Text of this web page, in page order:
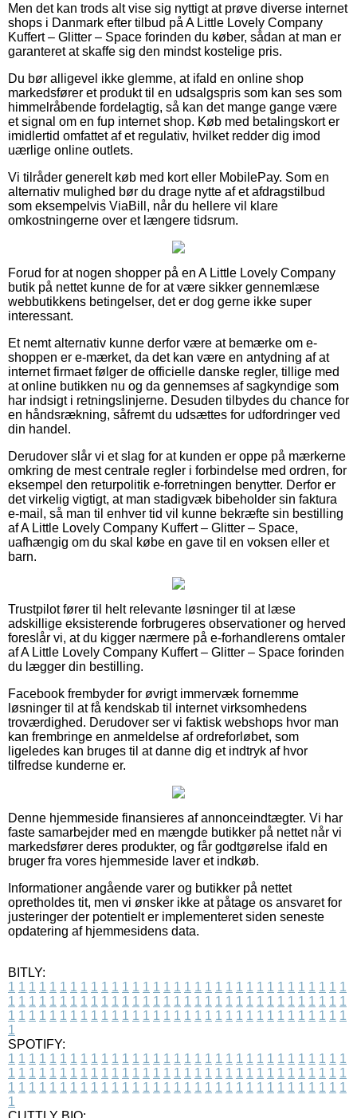
Men det kan trods alt vise sig nyttigt at prøve diverse internet
shops i Danmark efter tilbud på A Little Lovely Company
Kuffert – Glitter – Space forinden du køber, sådan at man er
garanteret at skaffe sig den mindst kostelige pris.
Du bør alligevel ikke glemme, at ifald en online shop
markedsfører et produkt til en udsalgspris som kan ses som
himmelråbende fordelagtig, så kan det mange gange være
et signal om en fup internet shop. Køb med betalingskort er
imidlertid omfattet af et regulativ, hvilket redder dig imod
uærlige online outlets.
Vi tilråder generelt køb med kort eller MobilePay. Som en
alternativ mulighed bør du drage nytte af et afdragstilbud
som eksempelvis ViaBill, når du hellere vil klare
omkostningerne over et længere tidsrum.
Forud for at nogen shopper på en A Little Lovely Company
butik på nettet kunne de for at være sikker gennemlæse
webbutikkens betingelser, det er dog gerne ikke super
interessant.
Et nemt alternativ kunne derfor være at bemærke om e-
shoppen er e-mærket, da det kan være en antydning af at
internet firmaet følger de officielle danske regler, tillige med
at online butikken nu og da gennemses af sagkyndige som
har indsigt i retningslinjerne. Desuden tilbydes du chance for
en håndsrækning, såfremt du udsættes for udfordringer ved
din handel.
Derudover slår vi et slag for at kunden er oppe på mærkerne
omkring de mest centrale regler i forbindelse med ordren, for
eksempel den returpolitik e-forretningen benytter. Derfor er
det virkelig vigtigt, at man stadigvæk bibeholder sin faktura
e-mail, så man til enhver tid vil kunne bekræfte sin bestilling
af A Little Lovely Company Kuffert – Glitter – Space,
uafhængig om du skal købe en gave til en voksen eller et
barn.
Trustpilot fører til helt relevante løsninger til at læse
adskillige eksisterende forbrugeres observationer og herved
foreslår vi, at du kigger nærmere på e-forhandlerens omtaler
af A Little Lovely Company Kuffert – Glitter – Space forinden
du lægger din bestilling.
Facebook frembyder for øvrigt immervæk fornemme
løsninger til at få kendskab til internet virksomhedens
troværdighed. Derudover ser vi faktisk webshops hvor man
kan frembringe en anmeldelse af ordreforløbet, som
ligeledes kan bruges til at danne dig et indtryk af hvor
tilfredse kunderne er.
Denne hjemmeside finansieres af annonceindtægter. Vi har
faste samarbejder med en mængde butikker på nettet når vi
markedsfører deres produkter, og får godtgørelse ifald en
bruger fra vores hjemmeside laver et indkøb.
Informationer angående varer og butikker på nettet
opretholdes tit, men vi ønsker ikke at påtage os ansvaret for
justeringer der potentielt er implementeret siden seneste
opdatering af hjemmesidens data.
BITLY:
1 1 1 1 1 1 1 1 1 1 1 1 1 1 1 1 1 1 1 1 1 1 1 1 1 1 1 1 1 1 1 1 1
1 1 1 1 1 1 1 1 1 1 1 1 1 1 1 1 1 1 1 1 1 1 1 1 1 1 1 1 1 1 1 1 1
1 1 1 1 1 1 1 1 1 1 1 1 1 1 1 1 1 1 1 1 1 1 1 1 1 1 1 1 1 1 1 1 1
1
SPOTIFY:
1 1 1 1 1 1 1 1 1 1 1 1 1 1 1 1 1 1 1 1 1 1 1 1 1 1 1 1 1 1 1 1 1
1 1 1 1 1 1 1 1 1 1 1 1 1 1 1 1 1 1 1 1 1 1 1 1 1 1 1 1 1 1 1 1 1
1 1 1 1 1 1 1 1 1 1 1 1 1 1 1 1 1 1 1 1 1 1 1 1 1 1 1 1 1 1 1 1 1
1